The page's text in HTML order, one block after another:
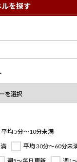
を探す
平均 5分～10分未満
平均 30分～60分未